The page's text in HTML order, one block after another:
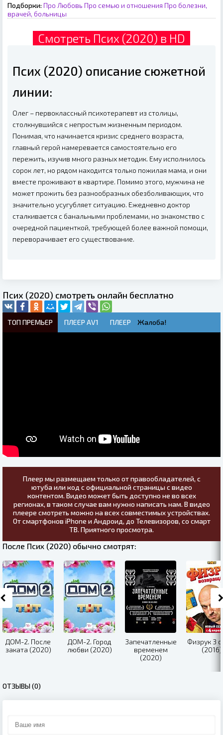
Подборки: Про Любовь Про семью и отношения Про болезни,
врачей, больницы
Смотреть Псих (2020) в HD
Псих (2020) описание сюжетной
линии:
Олег – первоклассный психотерапевт из столицы,
столкнувшийся с непростым жизненным периодом.
Понимая, что начинается кризис среднего возраста,
главный герой намеревается самостоятельно его
пережить, изучив много разных методик. Ему исполнилось
сорок лет, но рядом находится только пожилая мама, и они
вместе проживают в квартире. Помимо этого, мужчина не
может прожить без разнообразных обезболивающих, что
значительно усугубляет ситуацию. Ежедневно доктор
сталкивается с банальными проблемами, но знакомство с
очередной пациенткой, требующей более важной помощи,
переворачивает его существование.
Псих (2020) смотреть онлайн бесплатно
ТОП ПРЕМЬЕР ПЛЕЕР AV1 ПЛЕЕР Жалоба!
Плеер мы размещаем только от правообладателей, с
ютуба или код с официальной страницы с видео
контентом. Видео может быть доступно не во всех
регионах, в таком случае вам нужно написать нам. В видео
плеере смотреть можно на всех совместимых устройствах.
От смартфонов iPhone и Андроид, до Телевизоров, со смарт
ТВ. Приятного просмотра.
После Псих (2020) обычно смотрят:
ДОМ-2. После
заката (2020)
ДОМ-2. Город
любви (2020)
Запечатленные
временем
(2020)
Физрук 3
(2016)
ОТЗЫВЫ (0)